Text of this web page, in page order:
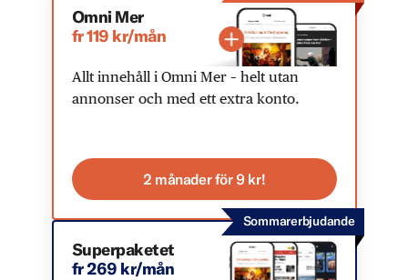
Omni Mer
fr 119 kr/mån
Allt innehåll i Omni Mer – helt utan
annonser och med ett extra konto.
2 månader för 9 kr!
Sommarerbjudande
Superpaketet
fr 269 kr/mån